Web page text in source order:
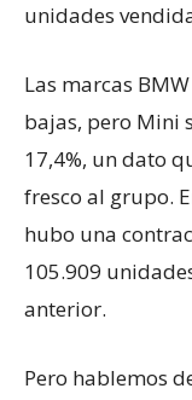
unidades
Las marcas
bajas, pero Mini
17,4%, un dato
fresco al grupo.
hubo una
105.909
anterior.
Pero hablemos